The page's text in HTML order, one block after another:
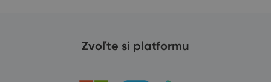
Zvoľte si platformu